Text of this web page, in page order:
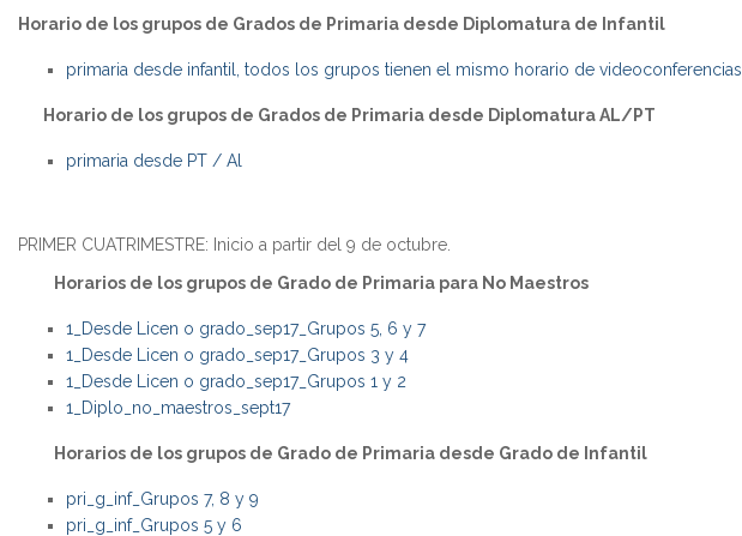
Horario de los grupos de Grados de Primaria desde Diplomatura de Infantil
primaria desde infantil, todos los grupos tienen el mismo horario de videoconferencias
Horario de los grupos de Grados de Primaria desde Diplomatura AL/PT
primaria desde PT / Al
PRIMER CUATRIMESTRE: Inicio a partir del 9 de octubre.
Horarios de los grupos de Grado de Primaria para No Maestros
1_Desde Licen o grado_sep17_Grupos 5, 6 y 7
1_Desde Licen o grado_sep17_Grupos 3 y 4
1_Desde Licen o grado_sep17_Grupos 1 y 2
1_Diplo_no_maestros_sept17
Horarios de los grupos de Grado de Primaria desde Grado de Infantil
pri_g_inf_Grupos 7, 8 y 9
pri_g_inf_Grupos 5 y 6